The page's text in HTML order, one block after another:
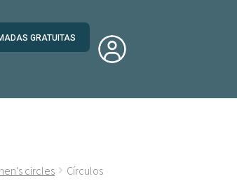
GRATUITAS
circles
Círculos